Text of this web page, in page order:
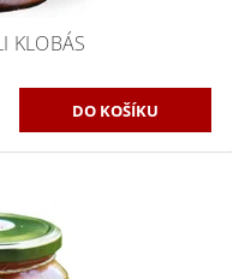
KLOBÁS